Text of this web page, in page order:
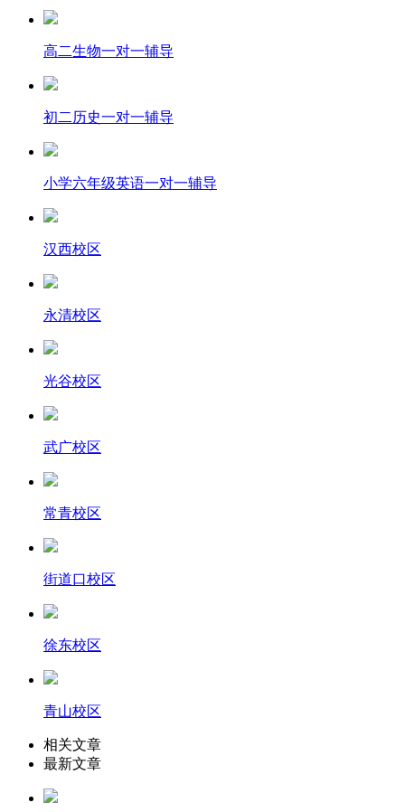
高二生物一对一辅导
初二历史一对一辅导
小学六年级英语一对一辅导
汉西校区
永清校区
光谷校区
武广校区
常青校区
街道口校区
徐东校区
青山校区
相关文章
最新文章